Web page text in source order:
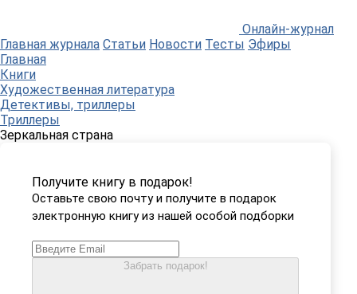
Онлайн-журнал
Главная журнала Статьи Новости Тесты Эфиры
Главная
Книги
Художественная литература
Детективы, триллеры
Триллеры
Зеркальная страна
Получите книгу в подарок!
Оставьте свою почту и получите в подарок
электронную книгу из нашей особой подборки
Забрать подарок!